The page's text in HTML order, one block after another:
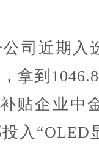
司近期入
拿到
贴企业中
入“OLED